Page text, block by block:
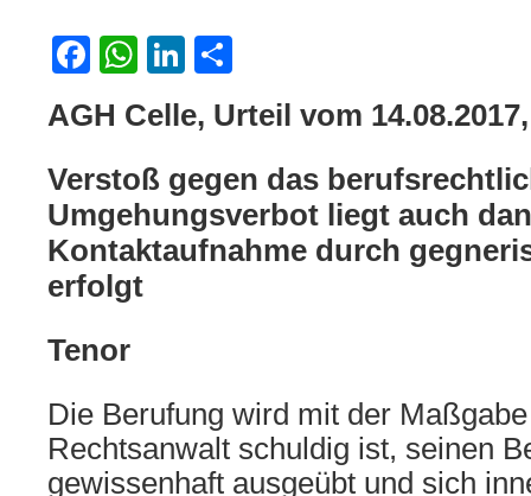
Facebook
WhatsApp
LinkedIn
AGH Celle, Urteil vom
Verstoß gegen das
Umgehungsverbot liegt auch
Kontaktaufnahme durch
erfolgt
Tenor
Die Berufung wird mit der
Rechtsanwalt schuldig ist, seinen
gewissenhaft ausgeübt und sich